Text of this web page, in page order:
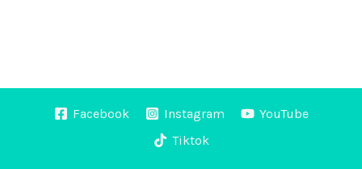
Facebook Instagram
YouTube
Tiktok